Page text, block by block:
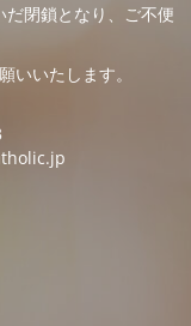
閉鎖となり、ご不便
いいたします。